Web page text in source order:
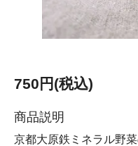
750円(税込)
商品説明
京都大原鉄ミネラル野